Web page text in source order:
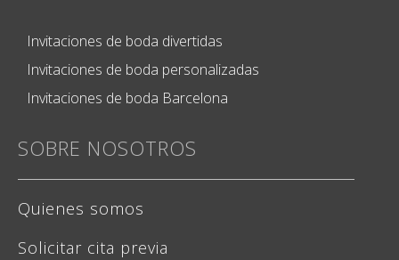
Invitaciones de boda divertidas
Invitaciones de boda personalizadas
Invitaciones de boda Barcelona
SOBRE NOSOTROS
Quienes somos
Solicitar cita previa